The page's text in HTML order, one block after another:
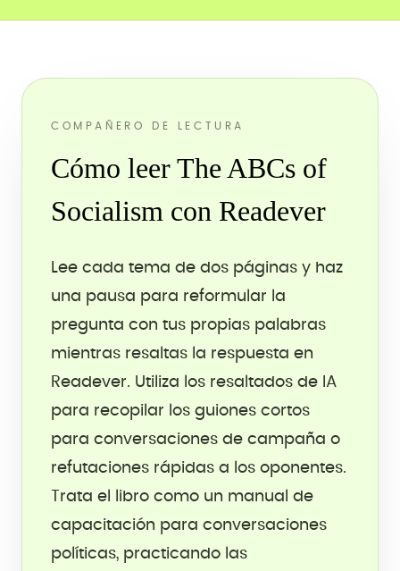
COMPAÑERO DE LECTURA
Cómo leer The ABCs of
Socialism con Readever
Lee cada tema de dos páginas y haz
una pausa para reformular la
pregunta con tus propias palabras
mientras resaltas la respuesta en
Readever. Utiliza los resaltados de IA
para recopilar los guiones cortos
para conversaciones de campaña o
refutaciones rápidas a los oponentes.
Trata el libro como un manual de
capacitación para conversaciones
políticas, practicando las